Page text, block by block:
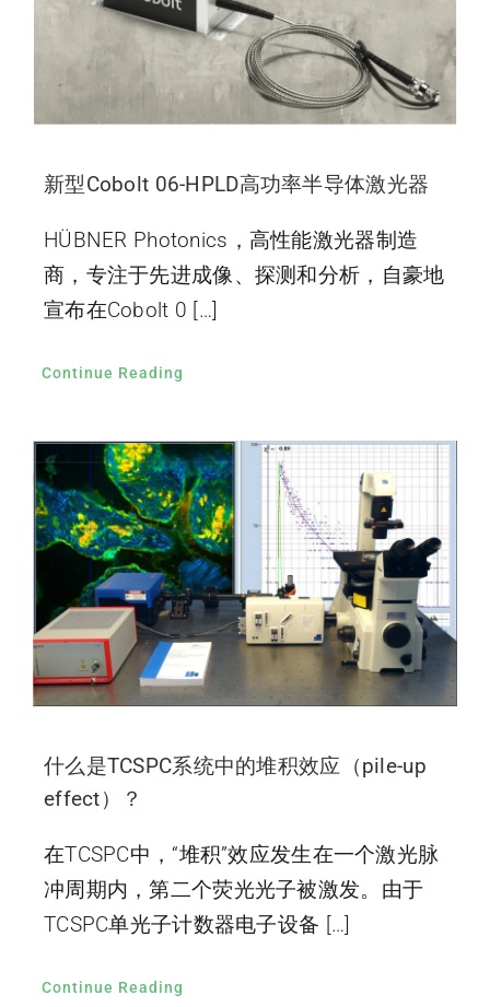
新型Cobolt 06-HPLD高功率半导体激光器
HÜBNER Photonics，高性能激光器制造
商，专注于先进成像、探测和分析，自豪地
宣布在Cobolt 0 […]
Continue Reading
什么是TCSPC系统中的堆积效应（pile-up
effect）？
在TCSPC中，“堆积”效应发生在一个激光脉
冲周期内，第二个荧光光子被激发。由于
TCSPC单光子计数器电子设备 […]
Continue Reading